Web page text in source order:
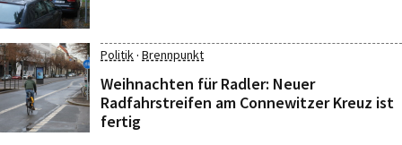
Politik· Brennpunkt
Weihnachten für Radler: Neuer
Radfahrstreifen am Connewitzer Kreuz ist
fertig